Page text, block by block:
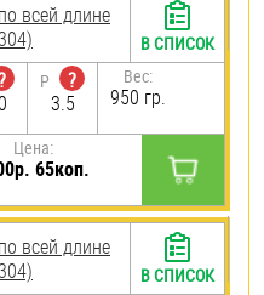
всей длине
P
?
3.5
Вес:
950 гр.
Цена:
65коп.
В СПИСОК
всей длине
В СПИСОК